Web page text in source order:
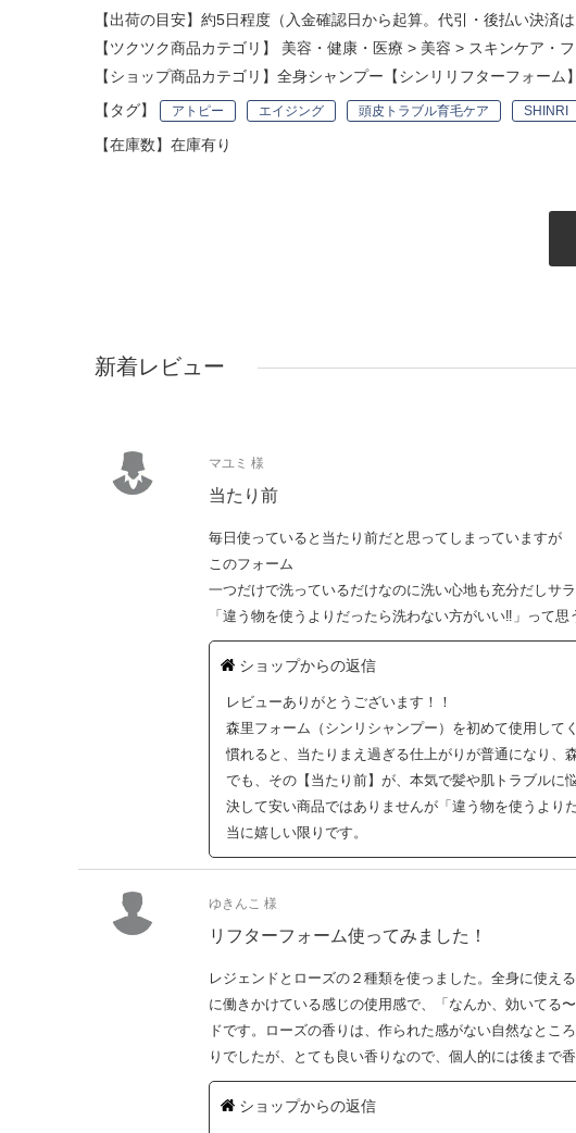
【出荷の目安】約5日程度（入金確認日から起算。代引・後払い決済は
【ツクツク商品カテゴリ】 美容・健康・医療 > 美容 > スキンケア・
【ショップ商品カテゴリ】 全身シャンプー【シンリリフターフォーム】
【タグ】
アトピー エイジング 頭皮トラブル育毛ケア SHINRI
【在庫数】在庫有り
新着レビュー
マユミ 様
当たり前
毎日使っていると当たり前だと思ってしまっていますが
このフォーム
一つだけで洗っているだけなのに洗い心地も充分だしサ
「違う物を使うよりだったら洗わない方がいい‼︎」って思
ショップからの返信
レビューありがとうございます！！
森里フォーム（シンリシャンプー）を初めて使用し
慣れると、当たりまえ過ぎる仕上がりが普通になり、
でも、その【当たり前】が、本気で髪や肌トラブルに
決して安い商品ではありませんが「違う物を使うより
当に嬉しい限りです。
ゆきんこ 様
リフターフォーム使ってみました！
レジェンドとローズの２種類を使っました。全身に使え
に働きかけている感じの使用感で、「なんか、効いて
ドです。ローズの香りは、作られた感がない自然なとこ
りでしたが、とても良い香りなので、個人的には後まで
ショップからの返信